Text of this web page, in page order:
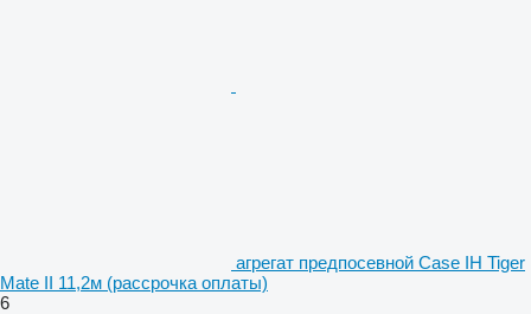
агрегат предпосевной Case IH Tiger
Mate II 11,2м (рассрочка оплаты)
6